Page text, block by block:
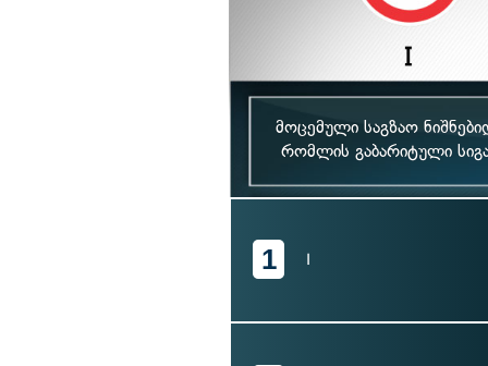
მოცემული საგზაო
რომლის გაბარიტული
1 I